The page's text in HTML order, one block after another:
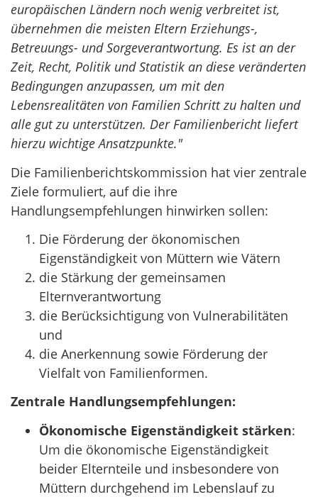
europäischen Ländern noch wenig verbreitet ist,
übernehmen die meisten Eltern Erziehungs-,
Betreuungs- und Sorgeverantwortung. Es ist an der
Zeit, Recht, Politik und Statistik an diese veränderten
Bedingungen anzupassen, um mit den
Lebensrealitäten von Familien Schritt zu halten und
alle gut zu unterstützen. Der Familienbericht liefert
hierzu wichtige Ansatzpunkte."
Die Familienberichtskommission hat vier zentrale
Ziele formuliert, auf die ihre
Handlungsempfehlungen hinwirken sollen:
Die Förderung der ökonomischen
Eigenständigkeit von Müttern wie Vätern
die Stärkung der gemeinsamen
Elternverantwortung
die Berücksichtigung von Vulnerabilitäten
und
die Anerkennung sowie Förderung der
Vielfalt von Familienformen.
Zentrale Handlungsempfehlungen:
Ökonomische Eigenständigkeit stärken:
Um die ökonomische Eigenständigkeit
beider Elternteile und insbesondere von
Müttern durchgehend im Lebenslauf zu